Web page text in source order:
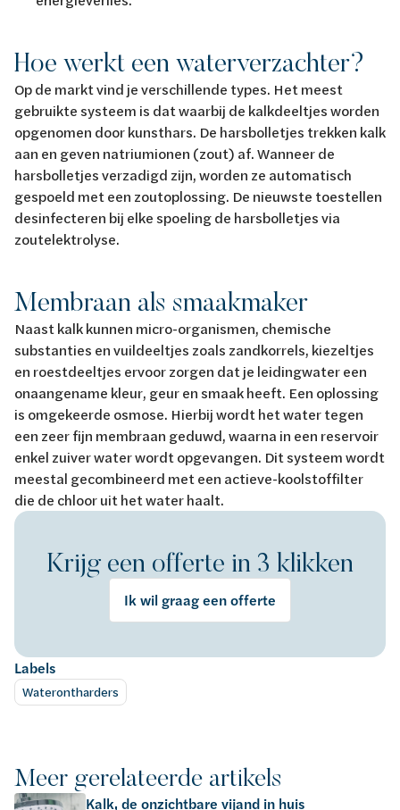
Hoe werkt een waterverzachter?
Op de markt vind je verschillende types. Het meest
gebruikte systeem is dat waarbij de kalkdeeltjes worden
opgenomen door kunsthars. De harsbolletjes trekken kalk
aan en geven natriumionen (zout) af. Wanneer de
harsbolletjes verzadigd zijn, worden ze automatisch
gespoeld met een zoutoplossing. De nieuwste toestellen
desinfecteren bij elke spoeling de harsbolletjes via
zoutelektrolyse.
Membraan als smaakmaker
Naast kalk kunnen micro-organismen, chemische
substanties en vuildeeltjes zoals zandkorrels, kiezeltjes
en roestdeeltjes ervoor zorgen dat je leidingwater een
onaangename kleur, geur en smaak heeft. Een oplossing
is omgekeerde osmose. Hierbij wordt het water tegen
een zeer fijn membraan geduwd, waarna in een reservoir
enkel zuiver water wordt opgevangen. Dit systeem wordt
meestal gecombineerd met een actieve-koolstofﬁlter
die de chloor uit het water haalt.
Krijg een offerte in 3 klikken
Ik wil graag een offerte
Labels
Waterontharders
Meer gerelateerde artikels
Kalk, de onzichtbare vijand in huis